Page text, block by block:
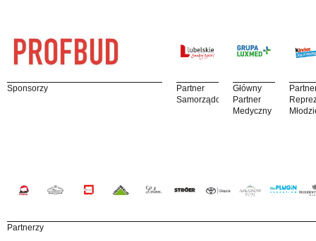
Sponsorzy
Partner
Samorządowy
Główny
Partner
Medyczny
Partnerzy